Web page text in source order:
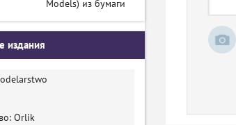
Models) из бумаги
издания
Orlik